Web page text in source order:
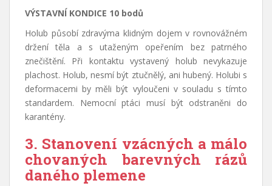
VÝSTAVNÍ KONDICE 10 bodů
Holub působí zdravýma klidným dojem v rovnovážném
držení těla a s utaženým opeřením bez patrného
znečištění. Při kontaktu vystavený holub nevykazuje
plachost. Holub, nesmí být ztučnělý, ani hubený. Holubi s
deformacemi by měli být vyloučeni v souladu s tímto
standardem. Nemocní ptáci musí být odstraněni do
karantény.
3. Stanovení vzácných a málo
chovaných barevných rázů
daného plemene